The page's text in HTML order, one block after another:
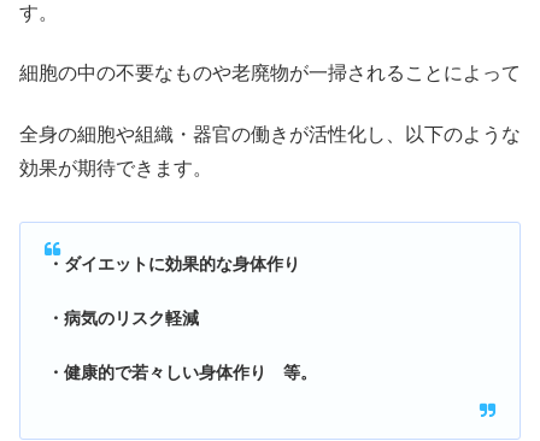
す。
細胞の中の不要なものや老廃物が一掃されることによって
全身の細胞や組織・器官の働きが活性化し、以下のような
効果が期待できます。
・ダイエットに効果的な身体作り
・病気のリスク軽減
・健康的で若々しい身体作り 等。